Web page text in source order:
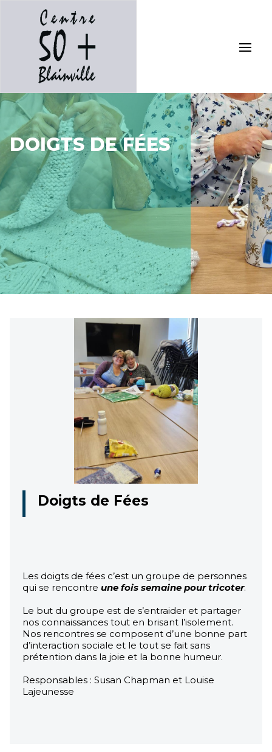
DOIGTS DE FÉES
Doigts de Fées
Les doigts de fées c’est un groupe de personnes
qui se rencontre une fois semaine pour tricoter.
Le but du groupe est de s’entraider et partager
nos connaissances tout en brisant l’isolement.
Nos rencontres se composent d’une bonne part
d’interaction sociale et le tout se fait sans
prétention dans la joie et la bonne humeur.
Responsables : Susan Chapman et Louise
Lajeunesse